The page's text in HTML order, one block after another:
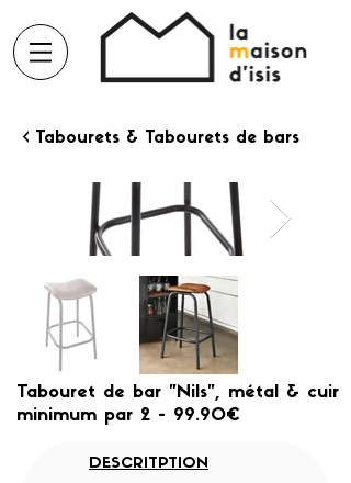
< Tabourets & Tabourets de bars
Tabouret de bar "Nils", métal & cuir
minimum par 2 - 99.90€
DESCRITPTION